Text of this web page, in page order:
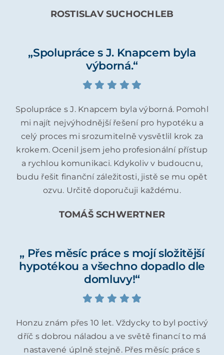
ROSTISLAV SUCHOCHLEB
„Spolupráce s J. Knapcem byla
výborná.“
Spolupráce s J. Knapcem byla výborná. Pomohl
mi najít nejvýhodnější řešení pro hypotéku a
celý proces mi srozumitelně vysvětlil krok za
krokem. Ocenil jsem jeho profesionální přístup
a rychlou komunikaci. Kdykoliv v budoucnu,
budu řešit finanční záležitosti, jistě se mu opět
ozvu. Určitě doporučuji každému.
TOMÁŠ SCHWERTNER
„ Přes měsíc práce s mojí složitější
hypotékou a všechno dopadlo dle
domluvy!“
Honzu znám přes 10 let. Vždycky to byl poctivý
dříč s dobrou náladou a ve světě financí to má
nastavené úplně stejně. Přes měsíc práce s